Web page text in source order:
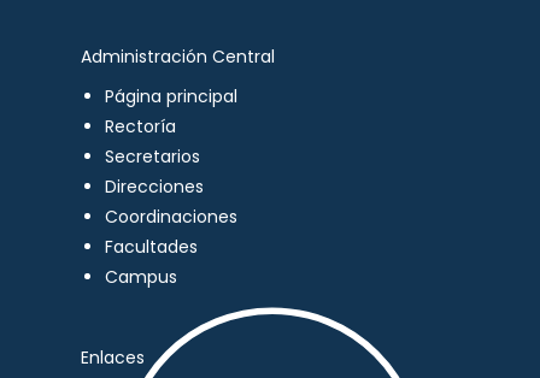
Administración Central
Página principal
Rectoría
Secretarios
Direcciones
Coordinaciones
Facultades
Campus
Enlaces